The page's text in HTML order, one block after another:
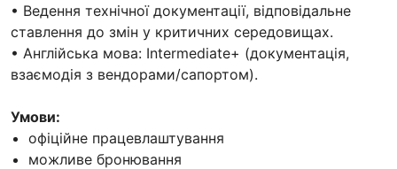
• Ведення технічної документації, відповідальне
ставлення до змін у критичних середовищах.
• Англійська мова: Intermediate+ (документація,
взаємодія з вендорами/сапортом).
Умови:
офіційне працевлаштування
можливе бронювання